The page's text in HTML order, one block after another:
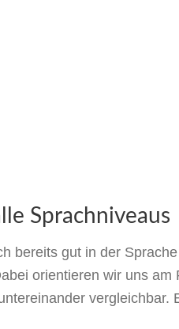
Sprachniveaus
bereits gut in der
orientieren wir uns